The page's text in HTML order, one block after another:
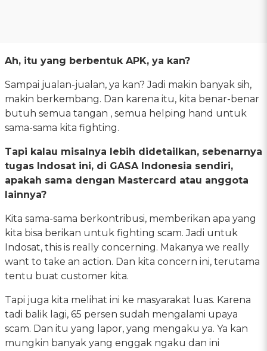
Ah, itu yang berbentuk APK, ya kan?
Sampai jualan-jualan, ya kan? Jadi makin banyak sih,
makin berkembang. Dan karena itu, kita benar-benar
butuh semua tangan , semua helping hand untuk
sama-sama kita fighting.
Tapi kalau misalnya lebih didetailkan, sebenarnya
tugas Indosat ini, di GASA Indonesia sendiri,
apakah sama dengan Mastercard atau anggota
lainnya?
Kita sama-sama berkontribusi, memberikan apa yang
kita bisa berikan untuk fighting scam. Jadi untuk
Indosat, this is really concerning. Makanya we really
want to take an action. Dan kita concern ini, terutama
tentu buat customer kita.
Tapi juga kita melihat ini ke masyarakat luas. Karena
tadi balik lagi, 65 persen sudah mengalami upaya
scam. Dan itu yang lapor, yang mengaku ya. Ya kan
mungkin banyak yang enggak ngaku dan ini